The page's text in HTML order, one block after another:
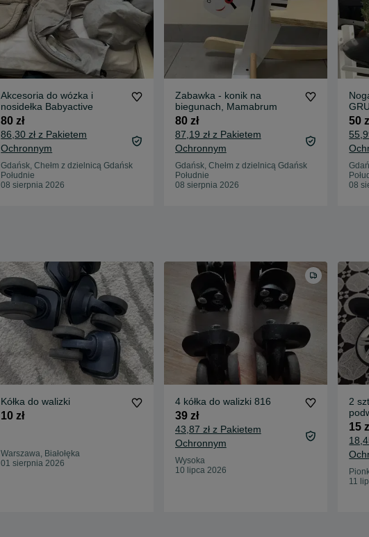
Akcesoria do wózka i
nosidełka Babyactive
80 zł
86,30 zł z Pakietem
Ochronnym
Gdańsk, Chełm z dzielnicą Gdańsk
Południe
08 sierpnia 2026
Zabawka - konik na
biegunach, Mamabrum
80 zł
87,19 zł z Pakietem
Ochronnym
Gdańsk, Chełm z dzielnicą Gdańsk
Południe
08 sierpnia 2026
50
08
Kółka do walizki
10 zł
Warszawa, Białołęka
01 sierpnia 2026
4 kółka do walizki 816
39 zł
43,87 zł z Pakietem
Ochronnym
Wysoka
10 lipca 2026
2
do
15
11